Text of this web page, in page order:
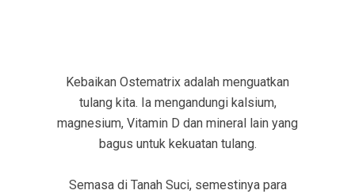
Kebaikan Ostematrix adalah menguatkan
tulang kita. Ia mengandungi kalsium,
magnesium, Vitamin D dan mineral lain yang
bagus untuk kekuatan tulang.
Semasa di Tanah Suci, semestinya para